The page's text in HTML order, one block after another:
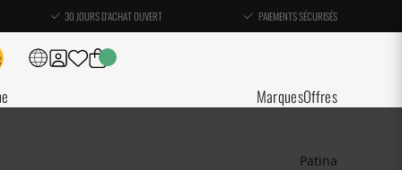
30 JOURS D'ACHAT OUVERT PAIEMENTS SÉCURISÉS
MarquesOffres
Patina